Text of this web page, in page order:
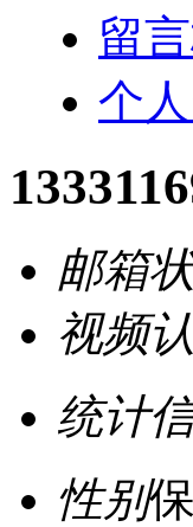
留
个
邮箱
视频
统计
性别